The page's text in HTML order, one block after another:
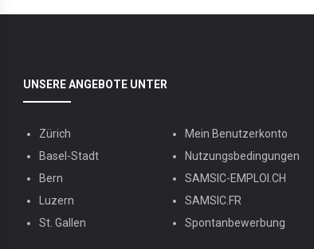
UNSERE ANGEBOTE UNTER
Zürich
Basel-Stadt
Bern
Luzern
St. Gallen
Mein Benutzerkonto
Nutzungsbedingungen
SAMSIC-EMPLOI.CH
SAMSIC.FR
Spontanbewerbung